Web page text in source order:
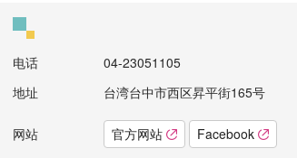
电话
04-23051105
地址
台湾台中市西区昇平街165号
网站 官方网站
Facebook